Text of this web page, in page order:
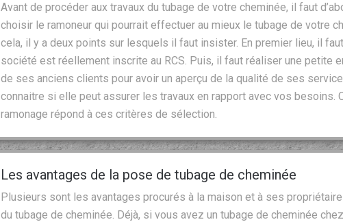
Avant de procéder aux travaux du tubage de votre cheminée, il faut
choisir le ramoneur qui pourrait effectuer au mieux le tubage de votre
cela, il y a deux points sur lesquels il faut insister. En premier lieu, il
société est réellement inscrite au RCS. Puis, il faut réaliser une petite
de ses anciens clients pour avoir un aperçu de la qualité de ses
connaitre si elle peut assurer les travaux en rapport avec vos besoins.
ramonage répond à ces critères de sélection.
Les avantages de la pose de tubage de cheminée
Plusieurs sont les avantages procurés à la maison et à ses
du tubage de cheminée. Déjà, si vous avez un tubage de cheminée